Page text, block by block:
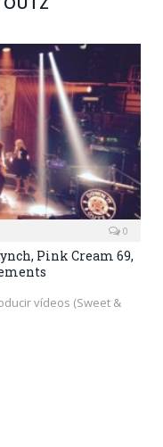
0
Pink Cream 69,
vídeos (Sweet &